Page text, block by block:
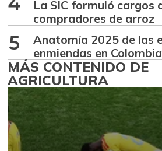
La SIC formuló cargos
compradores de arroz
5
Anatomía 2025 de las
enmiendas en Colombia
MÁS CONTENIDO DE
AGRICULTURA